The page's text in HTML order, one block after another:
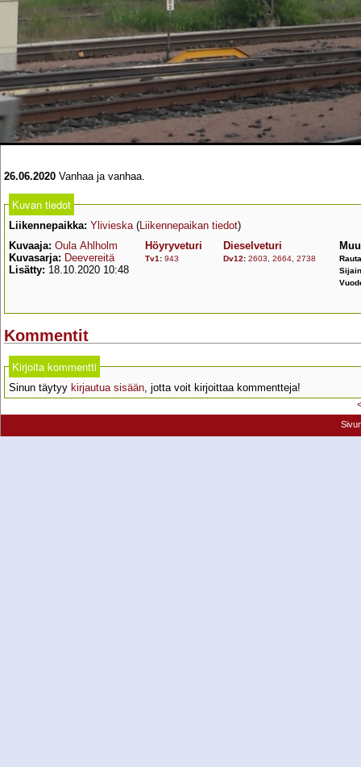
26.06.2020 Vanhaa ja vanhaa.
Kuvan tiedot
Liikennepaikka: Ylivieska(Liikennepaikan tiedot)
Kuvaaja: Oula Ahlholm
Kuvasarja: Deevereitä
Lisätty: 18.10.2020 10:48
Höyryveturi
Tv1: 943
Dieselveturi
Dv12: 2603, 2664, 2738
Kommentit
Kirjoita kommentti
Sinun täytyy kirjautua sisään, jotta voit kirjoittaa kommentteja!